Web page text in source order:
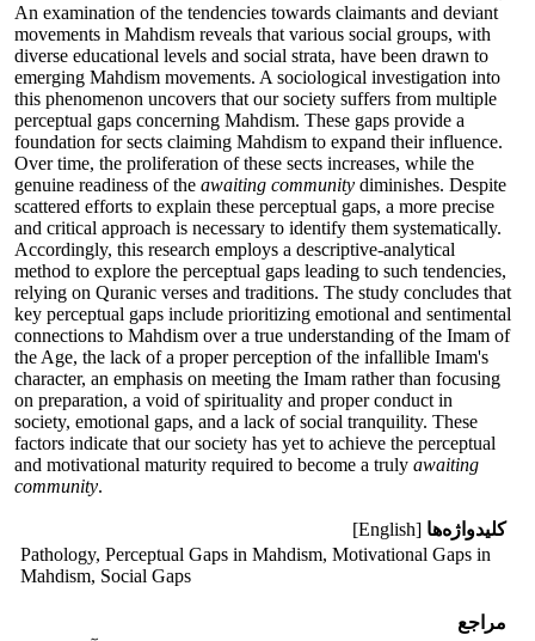
An examination of the tendencies towards claimants and deviant
movements in Mahdism reveals that various social groups, with
diverse educational levels and social strata, have been drawn to
emerging Mahdism movements. A sociological investigation into
this phenomenon uncovers that our society suffers from multiple
perceptual gaps concerning Mahdism. These gaps provide a
foundation for sects claiming Mahdism to expand their influence.
Over time, the proliferation of these sects increases, while the
genuine readiness of the awaiting community diminishes. Despite
scattered efforts to explain these perceptual gaps, a more precise
and critical approach is necessary to identify them systematically.
Accordingly, this research employs a descriptive-analytical
method to explore the perceptual gaps leading to such tendencies,
relying on Quranic verses and traditions. The study concludes that
key perceptual gaps include prioritizing emotional and sentimental
connections to Mahdism over a true understanding of the Imam of
the Age, the lack of a proper perception of the infallible Imam's
character, an emphasis on meeting the Imam rather than focusing
on preparation, a void of spirituality and proper conduct in
society, emotional gaps, and a lack of social tranquility. These
factors indicate that our society has yet to achieve the perceptual
and motivational maturity required to become a truly awaiting
community.
کلیدواژه‌ها [English]
Pathology, Perceptual Gaps in Mahdism, Motivational Gaps in
Mahdism, Social Gaps
مراجع